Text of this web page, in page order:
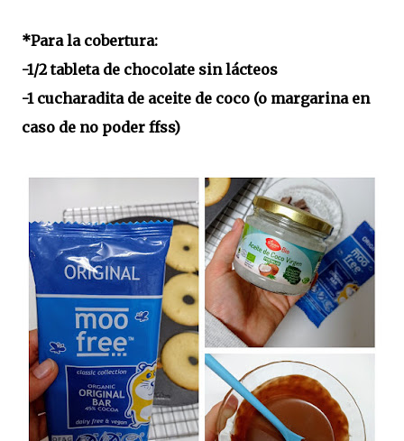
*Para la cobertura:
-1/2 tableta de chocolate sin lácteos
-1 cucharadita de aceite de coco (o margarina en
caso de no poder ffss)